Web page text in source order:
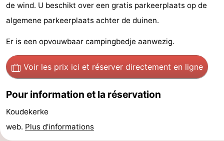
guidées
Sports
-
Piscines
-
Terrains
de
-
Peche
-
de wind. U beschikt over een gratis parkeerplaats op de
algemene parkeerplaats achter de duinen.
Er is een opvouwbaar campingbedje aanwezig.
Voir les prix ici et réserver directement en ligne
Pour information et la réservation
Koudekerke
web. Plus d'informations